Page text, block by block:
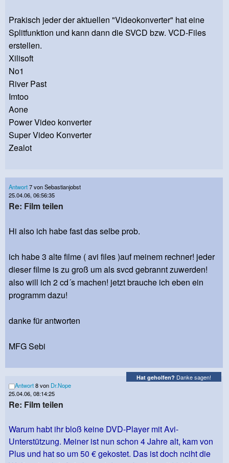
Prakisch jeder der aktuellen "Videokonverter" hat eine
Splitfunktion und kann dann die SVCD bzw. VCD-Files
erstellen.
Xilisoft
No1
River Past
Imtoo
Aone
Power Video konverter
Super Video Konverter
Zealot
Antwort7 von Sebastianjobst
25.04.06, 06:56:35
Re: Film teilen
Hi also ich habe fast das selbe prob.
ich habe 3 alte filme ( avi files )auf meinem rechner! jeder
dieser filme is zu groß um als svcd gebrannt zuwerden!
also will ich 2 cd´s machen! jetzt brauche ich eben ein
programm dazu!
danke für antworten
MFG Sebi
Hat geholfen? Danke sagen!
Antwort8 von Dr.Nope
25.04.06, 08:14:25
Re: Film teilen
Warum habt ihr bloß keine DVD-Player mit Avi-
Unterstützung. Meiner ist nun schon 4 Jahre alt, kam von
Plus und hat so um 50 € gekostet. Das ist doch nciht die